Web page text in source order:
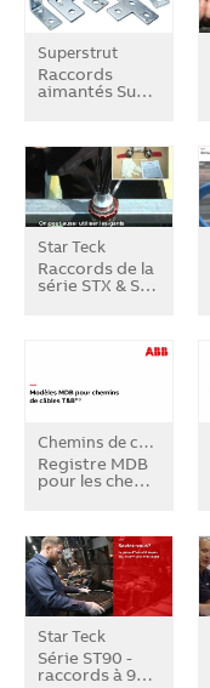
Superstrut
Raccords
aimantés Su…
Star Teck
Raccords de la
série STX & S…
Chemins de câbles T&Bᴹᴰ
Registre MDB
pour les che…
Star Teck
Série ST90 -
raccords à 9…